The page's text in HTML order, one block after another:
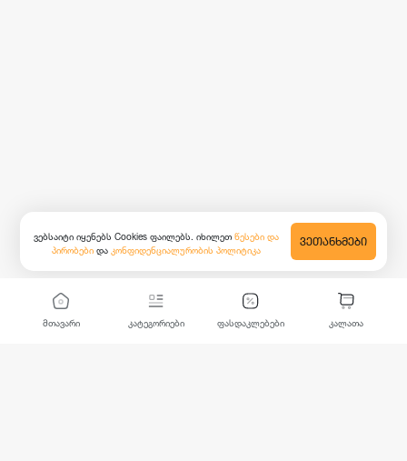
მთავარი კატეგორიები ფასდაკლებები კალათა
ვებსაიტი იყენებს Cookies ფაილებს. იხილეთ წესები და
პირობები და კონფიდენციალურობის პოლიტიკა
ᲕᲔᲗᲐᲜᲮᲛᲔᲑᲘ